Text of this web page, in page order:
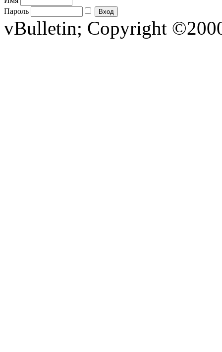
Пароль
vBulletin; Copyright